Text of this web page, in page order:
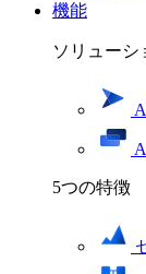
機能
ソリューシ
5つの特徴